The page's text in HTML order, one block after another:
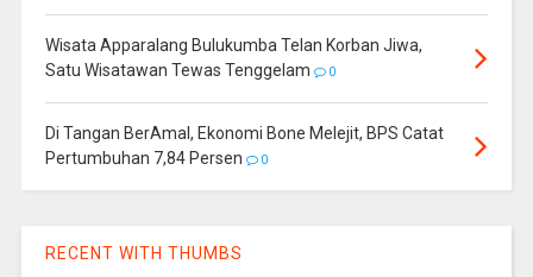
Wisata Apparalang Bulukumba Telan Korban Jiwa,
Satu Wisatawan Tewas Tenggelam
0
Di Tangan BerAmal, Ekonomi Bone Melejit, BPS Catat
Pertumbuhan 7,84 Persen
0
RECENT WITH THUMBS